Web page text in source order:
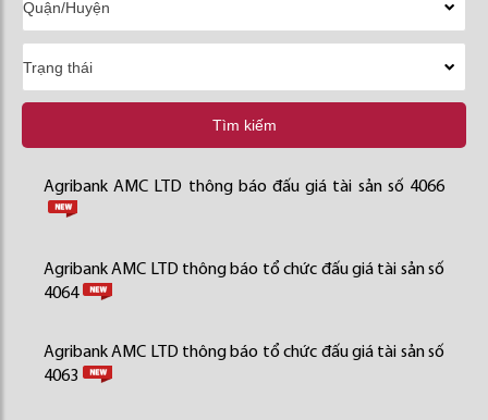
Tìm kiếm
Agribank AMC LTD thông báo đấu giá tài sản số 4066
Agribank AMC LTD thông báo tổ chức đấu giá tài sản số
4064
Agribank AMC LTD thông báo tổ chức đấu giá tài sản số
4063